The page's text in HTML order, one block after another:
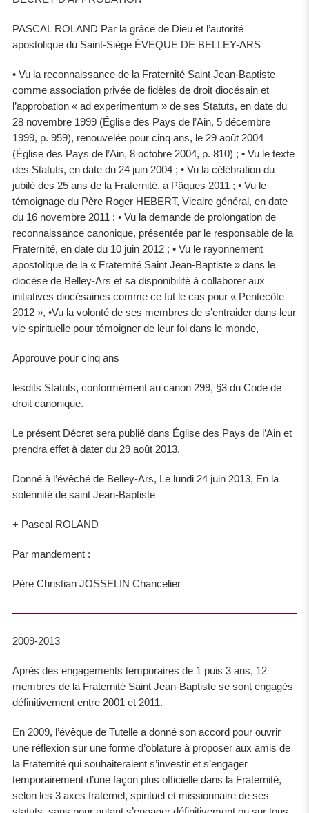
PASCAL ROLAND Par la grâce de Dieu et l’autorité
apostolique du Saint-Siège ÉVEQUE DE BELLEY-ARS
• Vu la reconnaissance de la Fraternité Saint Jean-Baptiste
comme association privée de fidèles de droit diocésain et
l’approbation « ad experimentum » de ses Statuts, en date du
28 novembre 1999 (Église des Pays de l’Ain, 5 décembre
1999, p. 959), renouvelée pour cinq ans, le 29 août 2004
(Église des Pays de l’Ain, 8 octobre 2004, p. 810) ; • Vu le texte
des Statuts, en date du 24 juin 2004 ; • Vu la célébration du
jubilé des 25 ans de la Fraternité, à Pâques 2011 ; • Vu le
témoignage du Père Roger HEBERT, Vicaire général, en date
du 16 novembre 2011 ; • Vu la demande de prolongation de
reconnaissance canonique, présentée par le responsable de la
Fraternité, en date du 10 juin 2012 ; • Vu le rayonnement
apostolique de la « Fraternité Saint Jean-Baptiste » dans le
diocèse de Belley-Ars et sa disponibilité à collaborer aux
initiatives diocésaines comme ce fut le cas pour « Pentecôte
2012 », •Vu la volonté de ses membres de s’entraider dans leur
vie spirituelle pour témoigner de leur foi dans le monde,
Approuve pour cinq ans
lesdits Statuts, conformément au canon 299, §3 du Code de
droit canonique.
Le présent Décret sera publié dans Église des Pays de l’Ain et
prendra effet à dater du 29 août 2013.
Donné à l’évêché de Belley-Ars, Le lundi 24 juin 2013, En la
solennité de saint Jean-Baptiste
+ Pascal ROLAND
Par mandement :
Père Christian JOSSELIN Chancelier
2009-2013
Après des engagements temporaires de 1 puis 3 ans, 12
membres de la Fraternité Saint Jean-Baptiste se sont engagés
définitivement entre 2001 et 2011.
En 2009, l’évêque de Tutelle a donné son accord pour ouvrir
une réflexion sur une forme d’oblature à proposer aux amis de
la Fraternité qui souhaiteraient s’investir et s’engager
temporairement d’une façon plus officielle dans la Fraternité,
selon les 3 axes fraternel, spirituel et missionnaire de ses